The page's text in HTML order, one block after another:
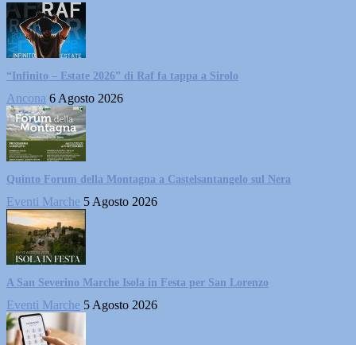
“Infinito – Estate 2026” di Raf fa tappa a Sirolo
Ancona 6 Agosto 2026
Quinto Forum della Montagna a Castelsantangelo sul Nera
Eventi Marche 5 Agosto 2026
A San Severino Marche Isola in Festa per San Lorenzo
Eventi Marche 5 Agosto 2026